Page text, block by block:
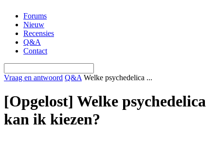
naar
inhoud
Forums
Nieuw
Recensies
Q&A
Contact
Vraag en antwoord Q&A Welke psychedelica ...
[Opgelost] Welke psychedelica
kan ik kiezen?